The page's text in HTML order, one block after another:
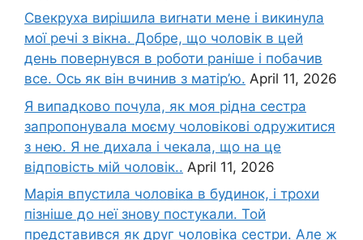
Свекруха вирішила виrнати мене і викинула
мої речі з вікна. Добре, що чоловік в цей
день повернувся в роботи раніше і побачив
все. Ось як він вчинив з матір’ю. April 11, 2026
Я випадково почула, як моя рідна сестра
запропонувала моєму чоловікові одружитися
з нею. Я не дихала і чекала, що на це
відповість мій чоловік.. April 11, 2026
Марія впустила чоловіка в будинок, і трохи
пізніше до неї знову постукали. Той
представився як друг чоловіка сестри. Але ж